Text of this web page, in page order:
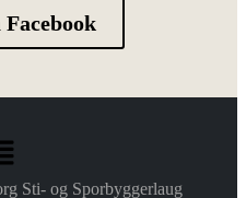
Facebook
Sti- og Sporbyggerlaug